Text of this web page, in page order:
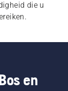
die u
en